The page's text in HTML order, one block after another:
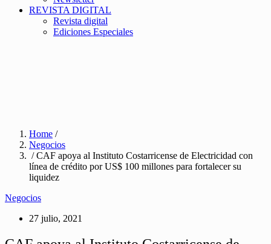
REVISTA DIGITAL
Revista digital
Ediciones Especiales
Home /
Negocios
/ CAF apoya al Instituto Costarricense de Electricidad con
línea de crédito por US$ 100 millones para fortalecer su
liquidez
Negocios
27 julio, 2021